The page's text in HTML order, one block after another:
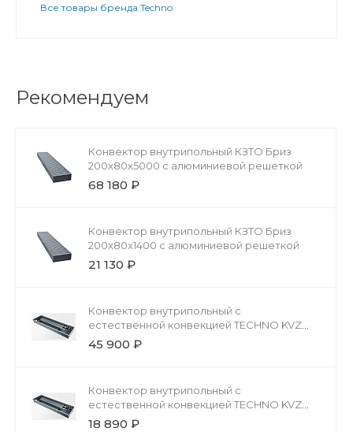
Все товары бренда Techno
Рекомендуем
Конвектор внутрипольный КЗТО Бриз
200x80x5000 с алюминиевой решеткой
68 180 ₽
Конвектор внутрипольный КЗТО Бриз
200x80x1400 с алюминиевой решеткой
21 130 ₽
Конвектор внутрипольный с
естественной конвекцией TECHNO KVZ
200-85-4800 без решетки
45 900 ₽
Конвектор внутрипольный с
естественной конвекцией TECHNO KVZ
200-85-2200 без решетки
18 890 ₽